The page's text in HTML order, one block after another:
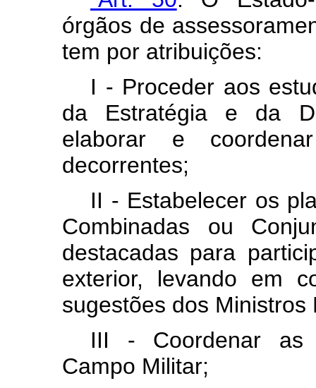
órgãos de
tem por atribuições:
I - Proceder aos
da Estratégia e da
elaborar e
decorrentes;
II - Estabelecer os
Combinadas ou
destacadas para
exterior, levando em
sugestões dos
III - Coordenar as
Campo Militar;